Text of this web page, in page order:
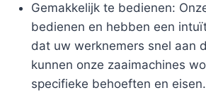
Gemakkelijk te bedienen:
bedienen en hebben een
dat uw werknemers snel aan
kunnen onze zaaimachines
specifieke behoeften en eisen.